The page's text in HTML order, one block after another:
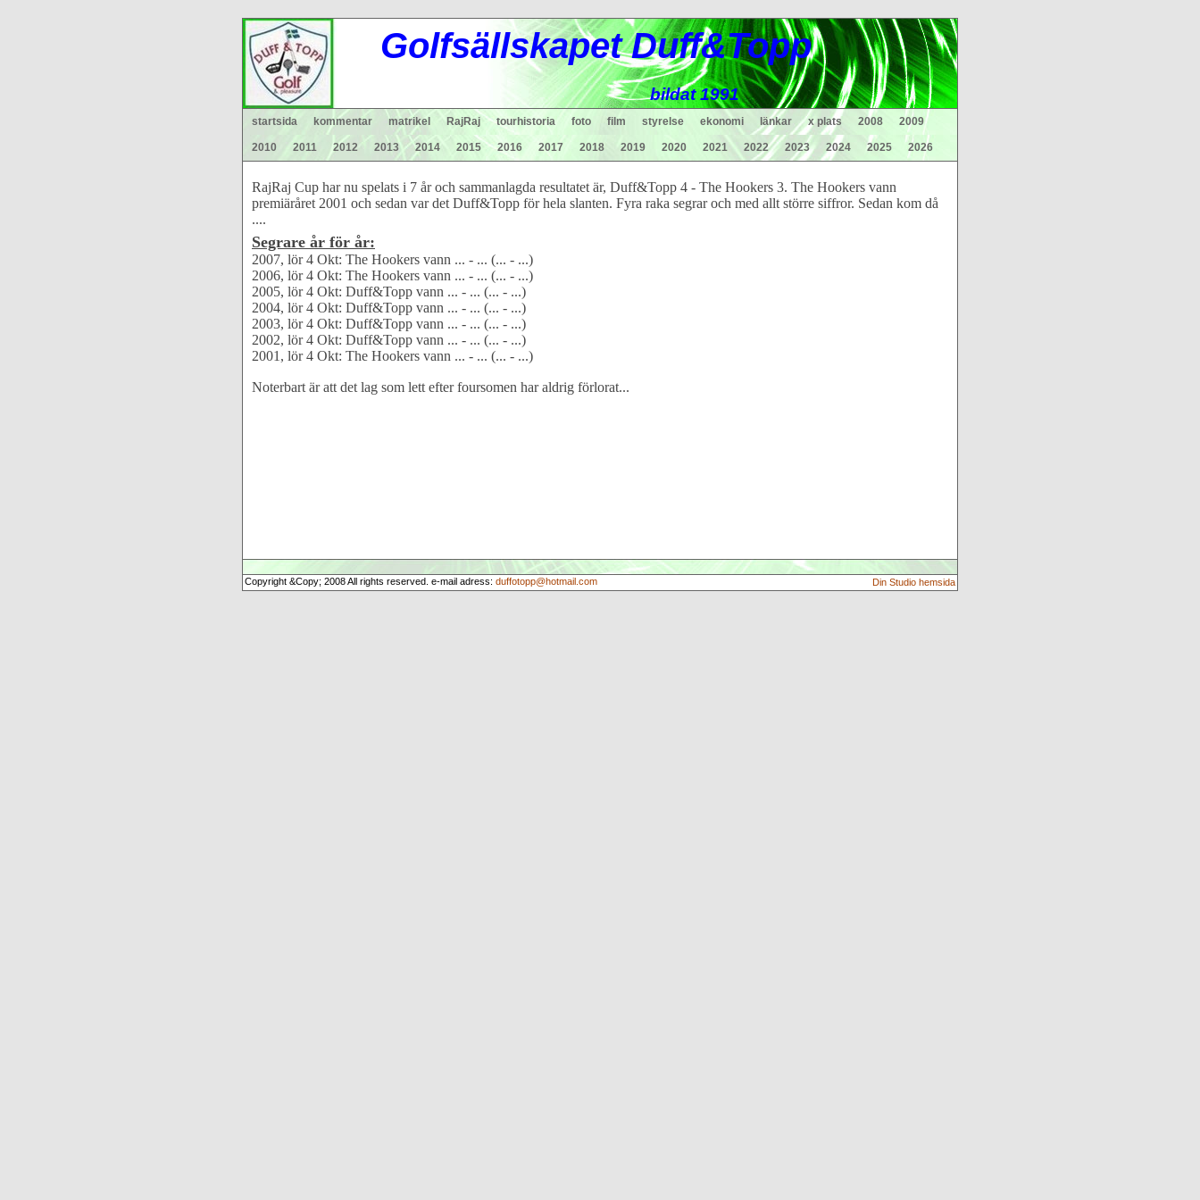
Golfsällskapet Duff&Topp
bildat 1991
startsida kommentar matrikel RajRaj tourhistoria foto film styrelse ekonomi länkar x plats 2008 2009
2010 2011 2012 2013 2014 2015 2016 2017 2018 2019 2020 2021 2022 2023 2024 2025 2026
RajRaj Cup har nu spelats i 7 år och sammanlagda resultatet är, Duff&Topp 4 - The Hookers 3. The Hookers vann
premiäråret 2001 och sedan var det Duff&Topp för hela slanten. Fyra raka segrar och med allt större siffror. Sedan kom då
....
Segrare år för år:
2007, lör 4 Okt: The Hookers vann ... - ... (... - ...)
2006, lör 4 Okt: The Hookers vann ... - ... (... - ...)
2005, lör 4 Okt: Duff&Topp vann ... - ... (... - ...)
2004, lör 4 Okt: Duff&Topp vann ... - ... (... - ...)
2003, lör 4 Okt: Duff&Topp vann ... - ... (... - ...)
2002, lör 4 Okt: Duff&Topp vann ... - ... (... - ...)
2001, lör 4 Okt: The Hookers vann ... - ... (... - ...)
Noterbart är att det lag som lett efter foursomen har aldrig förlorat...
Copyright &Copy; 2008 All rights reserved. e-mail adress: duffotopp@hotmail.com Din Studio hemsida